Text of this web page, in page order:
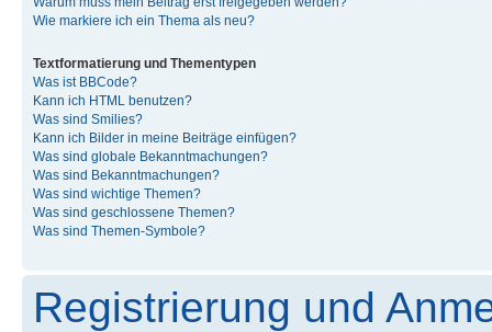
Wie markiere ich ein Thema als neu?
Textformatierung und Thementypen
Was ist BBCode?
Kann ich HTML benutzen?
Was sind Smilies?
Kann ich Bilder in meine Beiträge einfügen?
Was sind globale Bekanntmachungen?
Was sind Bekanntmachungen?
Was sind wichtige Themen?
Was sind geschlossene Themen?
Was sind Themen-Symbole?
Registrierung und